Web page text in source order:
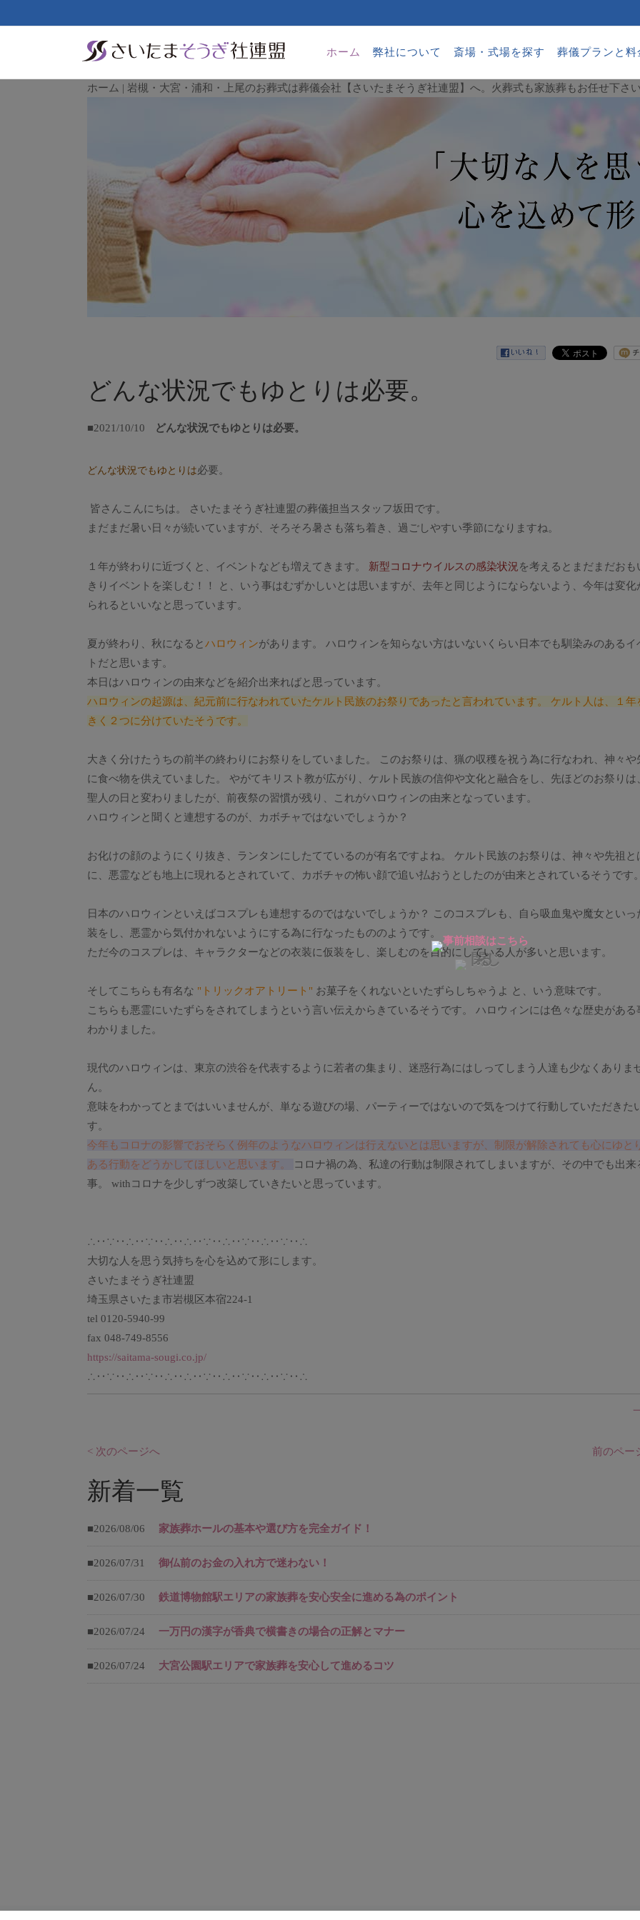
ホーム 弊社について 斎場・式場を探す 葬儀プランと料
ホーム | 岩槻・大宮・浦和・上尾のお葬式は葬儀会社【さいたまそうぎ社連盟】へ。火葬式も家族葬もお任せ下さい
どんな状況でもゆとりは必要。
■2021/10/10 どんな状況でもゆとりは必要。
どんな状況でもゆとりは必要。
皆さんこんにちは。 さいたまそうぎ社連盟の葬儀担当スタッフ坂田です。
まだまだ暑い日々が続いていますが、そろそろ暑さも落ち着き、過ごしやすい季節になりますね。
１年が終わりに近づくと、イベントなども増えてきます。 新型コロナウイルスの感染状況 を考えるとまだまだおも
きりイベントを楽しむ！！ と、いう事はむずかしいとは思いますが、去年と同じようにならないよう、今年は変化
られるといいなと思っています。
夏が終わり、秋になるとハロウィンがあります。 ハロウィンを知らない方はいないくらい日本でも馴染みのあるイ
トだと思います。
本日はハロウィンの由来などを紹介出来ればと思っています。
ハロウィンの起源は、紀元前に行なわれていたケルト民族のお祭りであったと言われています。 ケルト人は、１年
きく２つに分けていたそうです。
大きく分けたうちの前半の終わりにお祭りをしていました。 このお祭りは、猟の収穫を祝う為に行なわれ、神々や
に食べ物を供えていました。 やがてキリスト教が広がり、ケルト民族の信仰や文化と融合をし、先ほどのお祭りは
聖人の日と変わりましたが、前夜祭の習慣が残り、これがハロウィンの由来となっています。
ハロウィンと聞くと連想するのが、カボチャではないでしょうか？
お化けの顔のようにくり抜き、ランタンにしたてているのが有名ですよね。 ケルト民族のお祭りは、神々や先祖と
に、悪霊なども地上に現れるとされていて、カボチャの怖い顔で追い払おうとしたのが由来とされているそうです。
日本のハロウィンといえばコスプレも連想するのではないでしょうか？ このコスプレも、自ら吸血鬼や魔女といっ
装をし、悪霊から気付かれないようにする為に行なったもののようです。
ただ今のコスプレは、キャラクターなどの衣装に仮装をし、楽しむのを目的にしている人が多いと思います。
そしてこちらも有名な "トリックオアトリート" お菓子をくれないといたずらしちゃうよ と、いう意味です。
こちらも悪霊にいたずらをされてしまうという言い伝えからきているそうです。 ハロウィンには色々な歴史がある
わかりました。
現代のハロウィンは、東京の渋谷を代表するように若者の集まり、迷惑行為にはしってしまう人達も少なくありま
ん。
意味をわかってとまではいいませんが、単なる遊びの場、パーティーではないので気をつけて行動していただきた
す。
今年もコロナの影響でおそらく例年のようなハロウィンは行えないとは思いますが、制限が解除されても心にゆと
ある行動をどうかしてほしいと思います。
コロナ禍の為、私達の行動は制限されてしまいますが、その中でも出来
事。 withコロナを少しずつ改築していきたいと思っています。
∴‥∵‥∴‥∵‥∴‥∴‥∵‥∴‥∵‥∴‥∵‥∴
大切な人を思う気持ちを心を込めて形にします。
さいたまそうぎ社連盟
埼玉県さいたま市岩槻区本宿224-1
tel 0120-5940-99
fax 048-749-8556
https://saitama-sougi.co.jp/
∴‥∵‥∴‥∵‥∴‥∴‥∵‥∴‥∵‥∴‥∵‥∴
< 次のページへ 前のペー
新着一覧
■2026/08/06 家族葬ホールの基本や選び方を完全ガイド！
■2026/07/31 御仏前のお金の入れ方で迷わない！
■2026/07/30 鉄道博物館駅エリアの家族葬を安心安全に進める為のポイント
■2026/07/24 一万円の漢字が香典で横書きの場合の正解とマナー
■2026/07/24 大宮公園駅エリアで家族葬を安心して進めるコツ